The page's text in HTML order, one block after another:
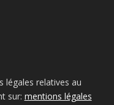
légales relatives au
sur: mentions légales